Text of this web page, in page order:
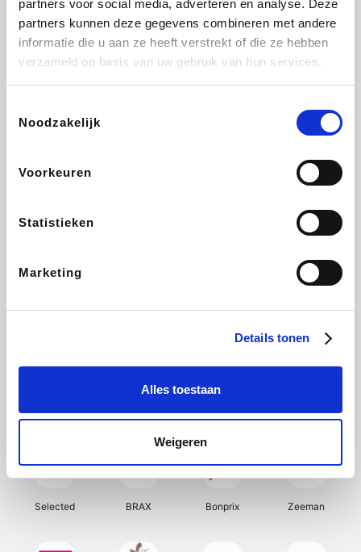
partners voor social media, adverteren en analyse. Deze
partners kunnen deze gegevens combineren met andere
informatie die u aan ze heeft verstrekt of die ze hebben
verzameld op basis van uw gebruik van hun services.
Noodzakelijk
Voorkeuren
Statistieken
Marketing
Details tonen
Alles toestaan
Weigeren
Weekendesk Sarenza Schiesser Interhome
Lufthansa
CheapTickets.be DeubaXXL
Samsung My Jewellery Delonghi Tennis Point
Selected BRAX Bonprix Zeeman